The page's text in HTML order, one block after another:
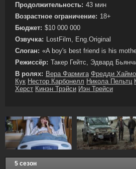
Продолжительность: 43 мин
Возрастное ограничение: 18+
Бюджет: $10 000 000
Озвучка:
LostFilm, Eng.Original
Слоган: «A boy's best friend is his
Режиссёр: Такер Гейтс, Эдвард
В ролях: Вера Фармига Фредди
Кук Нестор Карбонелл Никола Пельтц
Херст Кинэн Трэйси Иэн Трейси
5 сезон